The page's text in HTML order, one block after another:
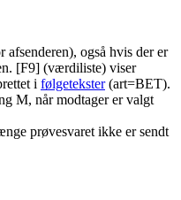
også hvis der er
[F9] (værdiliste) viser
i følgetekster(art=BET).
M, når modtager er valgt
prøvesvaret ikke er sendt